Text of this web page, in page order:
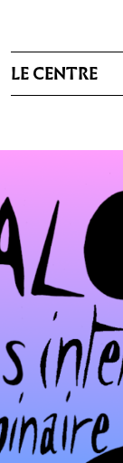
LE CENTRE